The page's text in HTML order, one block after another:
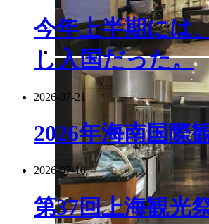
今年上半期には
し入国だった。
2026-07-21
2026年海南国際
2026-07-10
第37回上海観光